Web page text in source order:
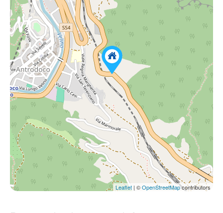
Leaflet | ©OpenStreetMapcontributors